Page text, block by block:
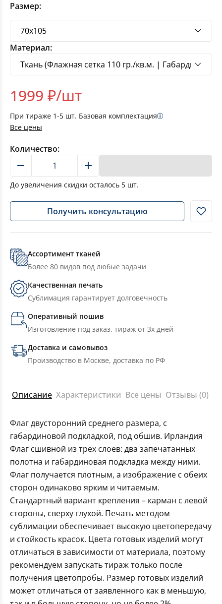
Размер:
Материал:
1999 ₽/шт
При тираже 1-5 шт. Базовая комплектация
Все цены
Количество:
До увеличения скидки осталось 5 шт.
Получить консультацию
Ассортимент тканей
Более 80 видов под любые задачи
Качественная печать
Сублимация гарантирует долговечность
Оперативный пошив
Изготовление под заказ, тираж от 3х дней
Доставка и самовывоз
Производство в Москве, доставка по РФ
Описание Характеристики Все цены Отзывы (0)
Флаг двусторонний среднего размера, с
габардиновой подкладкой, под обшив. Ирландия
Флаг сшивной из трех слоев: два запечатанных
полотна и габардиновая подкладка между ними.
Флаг получается плотным, а изображение с обеих
сторон одинаково ярким и читаемым.
Стандартный вариант крепления – карман с левой
стороны, сверху глухой. Печать методом
сублимации обеспечивает высокую цветопередачу
и стойкость красок. Цвета готовых изделий могут
отличаться в зависимости от материала, поэтому
рекомендуем запускать тираж только после
получения цветопробы. Размер готовых изделий
может отличаться от заявленного как в меньшую,